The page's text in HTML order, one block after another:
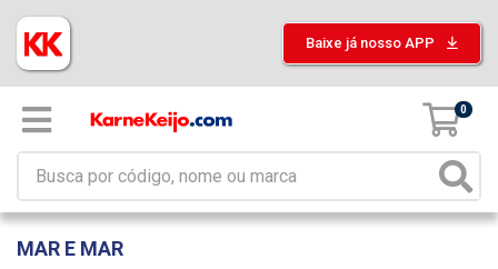
Baixe já nosso APP
0
MAR E MAR